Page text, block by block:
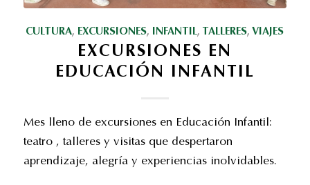
CULTURA, EXCURSIONES, INFANTIL, TALLERES, VIAJES
EXCURSIONES EN
EDUCACIÓN INFANTIL
Mes lleno de excursiones en Educación Infantil:
teatro , talleres y visitas que despertaron
aprendizaje, alegría y experiencias inolvidables.